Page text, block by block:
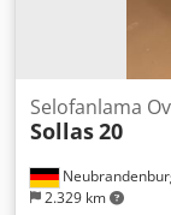
2.329 km
Selofanlama
Sollas20